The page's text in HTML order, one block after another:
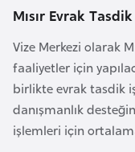
l
r
i
Mısır Evrak
Vize Merkezi olarak
faaliyetler için
birlikte evrak tasdik
danışmanlık
işlemleri için
u
y
a
A
z